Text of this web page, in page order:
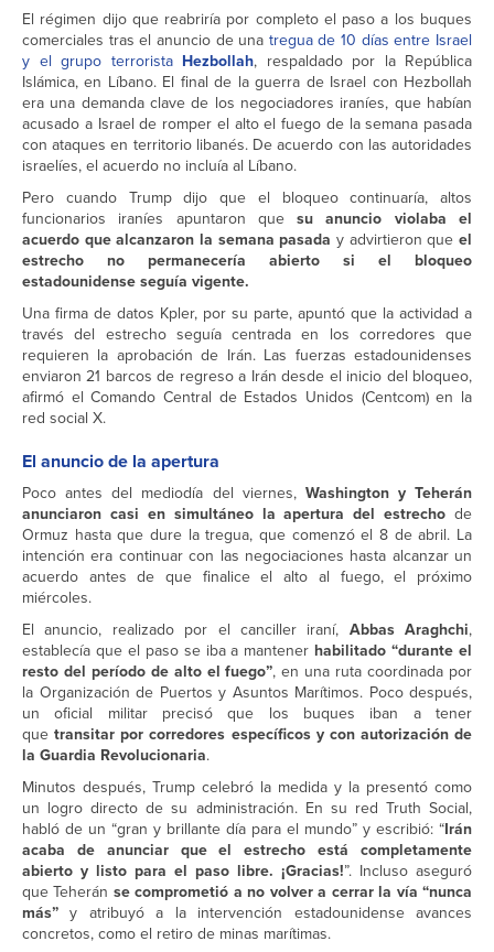
El régimen dijo que reabriría por completo el paso a los buques
comerciales tras el anuncio de una tregua de 10 días entre Israel
y el grupo terrorista Hezbollah, respaldado por la República
Islámica, en Líbano. El final de la guerra de Israel con Hezbollah
era una demanda clave de los negociadores iraníes, que habían
acusado a Israel de romper el alto el fuego de la semana pasada
con ataques en territorio libanés. De acuerdo con las autoridades
israelíes, el acuerdo no incluía al Líbano.
Pero cuando Trump dijo que el bloqueo continuaría, altos
funcionarios iraníes apuntaron quesu anuncio violaba el
acuerdo que alcanzaron la semana pasada y advirtieron que el
estrecho no permanecería abierto si el bloqueo
estadounidense seguía vigente.
Una firma de datos Kpler, por su parte, apuntó que la actividad a
través del estrecho seguía centrada en los corredores que
requieren la aprobación de Irán. Las fuerzas estadounidenses
enviaron 21 barcos de regreso a Irán desde el inicio del bloqueo,
afirmó el Comando Central de Estados Unidos (Centcom) en la
red social X.
El anuncio de la apertura
Poco antes del mediodía del viernes, Washington y Teherán
anunciaron casi en simultáneo la apertura del estrecho de
Ormuz hasta que dure la tregua, que comenzó el 8 de abril. La
intención era continuar con las negociaciones hasta alcanzar un
acuerdo antes de que finalice el alto al fuego, el próximo
miércoles.
El anuncio, realizado por el canciller iraní, Abbas Araghchi,
establecía que el paso se iba a mantener habilitado “durante el
resto del período de alto el fuego”, en una ruta coordinada por
la Organización de Puertos y Asuntos Marítimos. Poco después,
un oficial militar precisó que los buques iban a tener
quetransitar por corredores específicos y con autorización de
la Guardia Revolucionaria.
Minutos después, Trump celebró la medida y la presentó como
un logro directo de su administración. En su red Truth Social,
habló de un “gran y brillante día para el mundo” y escribió: “Irán
acaba de anunciar que el estrecho está completamente
abierto y listo para el paso libre. ¡Gracias!”. Incluso aseguró
que Teherán se comprometió a no volver a cerrar la vía “nunca
más”y atribuyó a la intervención estadounidense avances
concretos, como el retiro de minas marítimas.